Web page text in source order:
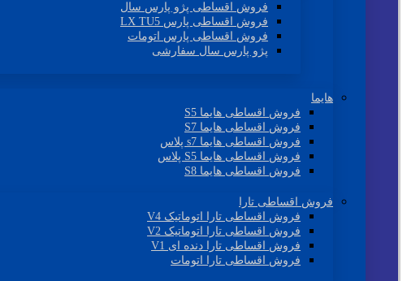
فروش اقساطی پژو پارس سال
فروش اقساطی پارس LX TU5
فروش اقساطی پارس اتومات
پژو پارس سال سفارشی
هایما
فروش اقساطی هایما S5
فروش اقساطی هایما S7
فروش اقساطی هایما s7 پلاس
فروش اقساطی هایما S5 پلاس
فروش اقساطی هایما S8
فروش اقساطی تارا
فروش اقساطی تارا اتوماتیک V4
فروش اقساطی تارا اتوماتیک V2
فروش اقساطی تارا دنده ای V1
فروش اقساطی تارا اتومات